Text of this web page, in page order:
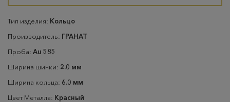
Тип изделия: Кольцо
Производитель: ГРАНАТ
Проба: Au 585
Ширина шинки: 2.0 мм
Ширина кольца: 6.0 мм
Цвет Металла: Красный